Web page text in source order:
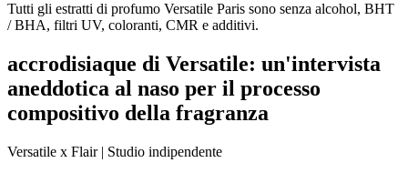
Tutti gli estratti di profumo Versatile Paris sono senza alcohol, BHT
/ BHA, filtri UV, coloranti, CMR e additivi.
accrodisiaque di Versatile: un'intervista
aneddotica al naso per il processo
compositivo della fragranza
Versatile x Flair | Studio indipendente